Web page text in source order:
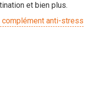
et bien plus.
complément anti-stress